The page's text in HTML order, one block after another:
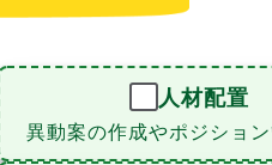
人材配置
異動案の作成やポジショ